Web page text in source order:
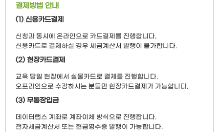
결제방법 안내
(1) 신용카드결제
신청과 동시에 온라인으로 카드결제를 진행합니다.
신용카드로 결제하실 경우 세금계산서 발행이 불가합니다.
(2) 현장카드결제
교육 당일 현장에서 실물카드로 결제를 진행합니다.
오프라인으로 수강하시는 분들만 현장카드결제가 가능합니다.
(3) 무통장입금
데이터랩스 계좌로 계좌이체 방식으로 진행합니다.
전자세금계산서 또는 현금영수증 발행이 가능합니다.